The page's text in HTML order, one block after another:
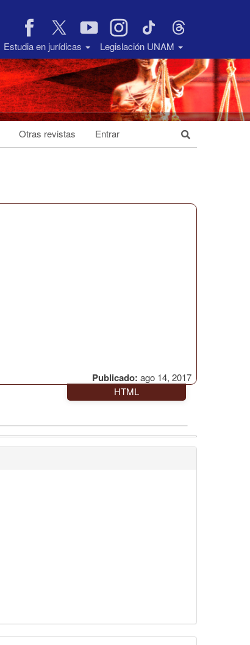
Estudia en jurídicas Legislación UNAM
Otras revistas Entrar
Publicado: ago 14, 2017
HTML